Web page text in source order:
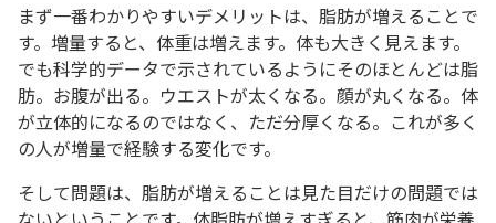
まず一番わかりやすいデメリットは、脂肪が増えることで
す。増量すると、体重は増えます。体も大きく見えます。
でも科学的データで示されているようにそのほとんどは脂
肪。お腹が出る。ウエストが太くなる。顔が丸くなる。体
が立体的になるのではなく、ただ分厚くなる。これが多く
の人が増量で経験する変化です。
そして問題は、脂肪が増えることは見た目だけの問題では